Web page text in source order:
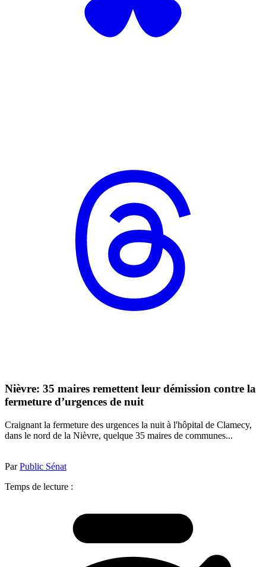
Nièvre: 35 maires remettent leur démission contre la
fermeture d’urgences de nuit
Craignant la fermeture des urgences la nuit à l'hôpital de Clamecy,
dans le nord de la Nièvre, quelque 35 maires de communes...
ParPublic Sénat
Temps de lecture :